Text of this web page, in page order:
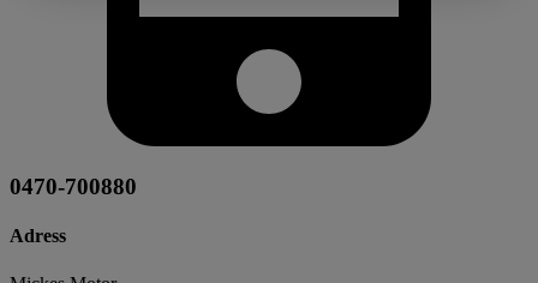
0470-700880
Adress